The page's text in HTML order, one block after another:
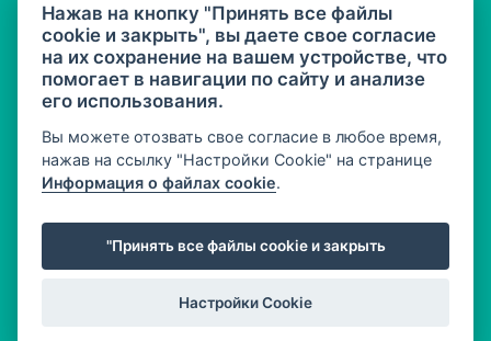
Блог
Стать участником
Контакты
Карта сайта
© 2026 MAHONY DIET
Нажав на кнопку "Принять все файлы
cookie и закрыть", вы даете свое согласие
на их сохранение на вашем устройстве, что
помогает в навигации по сайту и анализе
его использования.
Вы можете отозвать свое согласие в любое время,
нажав на ссылку "Настройки Cookie" на странице
Информация о файлах cookie.
"Принять все файлы cookie и закрыть
Настройки Cookie